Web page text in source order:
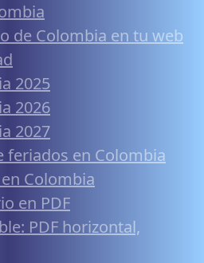
de Colombia en tu web
2025
2026
2027
feriados en Colombia
Colombia
en PDF
PDF horizontal,